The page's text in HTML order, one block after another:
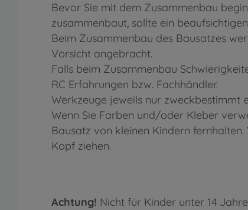
Bevor Sie mit dem Zusammenbau
zusammenbaut, sollte ein
Beim Zusammenbau des Bausatzes
Vorsicht angebracht.
Falls beim Zusammenbau
RC Erfahrungen bzw. Fachhändler.
Werkzeuge jeweils nur zweckbestimmt
Wenn Sie Farben und/oder Kleber
Bausatz von kleinen Kindern
Kopf ziehen.
Achtung! Nicht für Kinder unter 14